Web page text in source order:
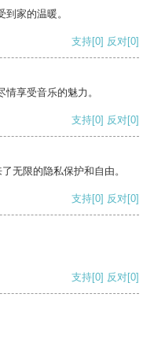
家的温暖。
支持[0] 反对[0]
享受音乐的魅力。
支持[0] 反对[0]
无限的隐私保护和自由。
支持[0] 反对[0]
支持[0] 反对[0]